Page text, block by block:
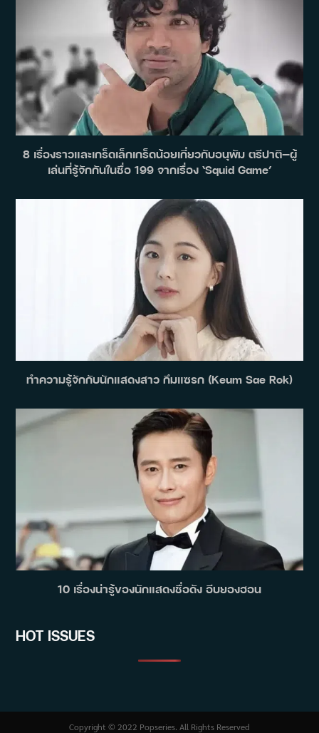
8 เรื่องราวและเกร็ดเล็กเกร็ดน้อยเกี่ยวกับอนุพัม ตรีปาติ—ผู้
เล่นที่รู้จักกันในชื่อ 199 จากเรื่อง ‘Squid Game’
ทำความรู้จักกับนักแสดงสาว กึมแซรก (Keum Sae Rok)
10 เรื่องน่ารู้ของนักแสดงชื่อดัง อีบยองฮอน
HOT ISSUES
Copyright © 2022 Popseries. All Rights Reserved